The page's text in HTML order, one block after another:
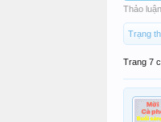
Thảo
Trạng
Trang 7